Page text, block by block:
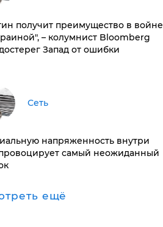
получит преимущество в войне
– колумнист Bloomberg
Запад от ошибки
Сеть
напряженность внутри
самый неожиданный
ещё